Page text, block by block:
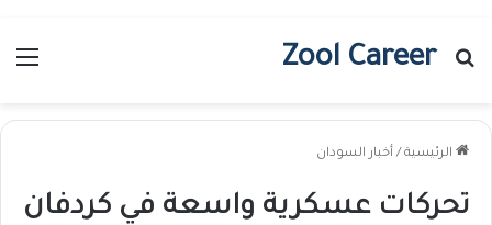
Zool Career
بحث عن
الرئيسية / أخبار السودان
تحركات عسكرية واسعة في كردفان